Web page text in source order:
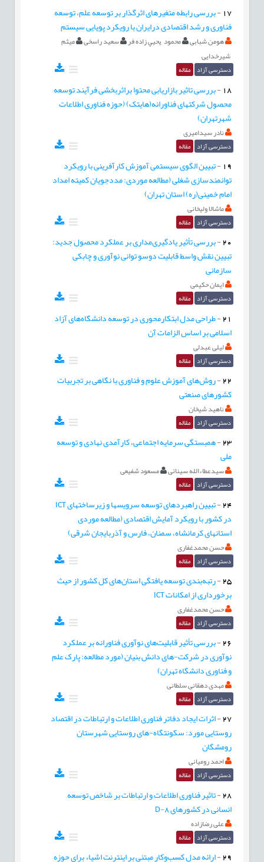
17
-بررسی رابطه متغیرهای اثرگذار بر توسعه علم، توسعه
فناوری و رشد اقتصادی درایران با رویکرد پویایی سیستم
هومن شبابی محمود يحيي زاده فر سعید راسخی
میثم
شیرخدایی
دسترسی آزاد مقاله
18
-بررسی تاثیر بازاریابی محتوا براثربخشی فرآیند توسعه
محصول شرکتهای فناورانه(هایتک) (حوزه فناوری اطلاعات
شهرتهران‌)
نادر سیدامیری
دسترسی آزاد مقاله
19
-تبیین الگوی سیستمی آموزش کارآفرینی با رویکرد
توانمندسازی شغلی (مطالعه موردی: مددجویان کمیته امداد
امام خمینی(ره) استان تهران)
ماشالا ولیخانی
دسترسی آزاد مقاله
20
-بررسی تأثیر یادگیری‌مداری بر عملکرد محصول جدید:
تبیین نقش واسط قابلیت دوسو توانی نوآوری و چابکی
سازمانی
ایمان حکیمی
دسترسی آزاد مقاله
21
-طراحی مدل ابتکارمحوری در توسعه دانشگاه‌های آزاد
اسلامی بر اساس الزامات آن
لیلی عبدلی
دسترسی آزاد مقاله
22
-روش‌های آموزش علوم و فناوری با نگاهی بر تجربیات
کشورهای صنعتی
ناهید شیخان
دسترسی آزاد مقاله
23
-همبستگی سرمایه اجتماعی، کارآمدی نهادی و توسعه
ملی
سیدعطاءالله سینائی مسعود شفیعی
دسترسی آزاد مقاله
24
-
تبیین راهبردهای توسعه سرویسها و زیرساختهای ICT
در کشور با رویکرد آمایش اقتصادی (مطالعه موردی
استانهای کرمانشاه، سمنان، فارس و آذربایجان شرقی)
حسن محمدغفاری
دسترسی آزاد مقاله
25
-رتبه‌بندی توسعه یافتگی استان‌های کل کشور از حیث
برخورداری از امکانات ICT
حسن محمدغفاری
دسترسی آزاد مقاله
26
-بررسی تأثیر قابلیت‌های نوآوری فناورانه بر عملکرد
نوآوری در شرکت-های دانش بنیان (مورد مطالعه: پارک علم
و فناوری دانشگاه تهران)
مهدی دهقانی سلطانی
دسترسی آزاد مقاله
27
-اثرات ایجاد دفاتر فناوری اطلاعات و ارتباطات در اقتصاد
روستایی مورد: سکونتگاه-های روستایی شهرستان
رومشگان
احمد رومیانی
دسترسی آزاد مقاله
28
-تاثیر فناوری اطلاعات و ارتباطات بر شاخص توسعه
انسانی در کشورهای D-8
علی رضازاده
دسترسی آزاد مقاله
29
-ارائه مدل کسب‌وکار مبتنی بر اینترنت اشیاء برای حوزه